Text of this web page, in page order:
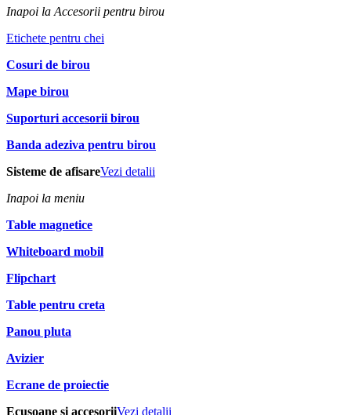
Inapoi la Accesorii pentru birou
Etichete pentru chei
Cosuri de birou
Mape birou
Suporturi accesorii birou
Banda adeziva pentru birou
Sisteme de afisareVezi detalii
Inapoi la meniu
Table magnetice
Whiteboard mobil
Flipchart
Table pentru creta
Panou pluta
Avizier
Ecrane de proiectie
Ecusoane si accesoriiVezi detalii